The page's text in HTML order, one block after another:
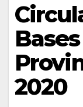
2020